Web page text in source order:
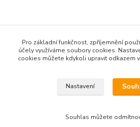
Zboží zařazeno v kategoriích
Pro základní funkčnost, zpříjemnění
účely využíváme soubory cookies.
cookies můžete kdykoli upravit odkazem
Nastavení
Souhlas můžete